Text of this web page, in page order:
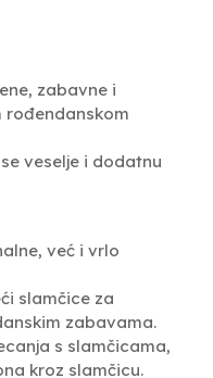
zabavne i
veselje i dodatnu
već i vrlo
slamčice za
zabavama.
s slamčicama,
kroz slamčicu.